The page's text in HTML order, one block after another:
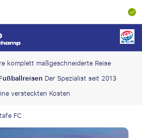
komplett maßgeschneiderte Reise
Der Spezialist seit 2013
versteckten Kosten
FC